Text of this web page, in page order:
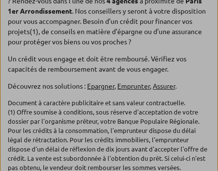
1er Arrondissement. Nos conseillers y seront à votre disposition
pour vous accompagner. Besoin d'un crédit pour financer vos
projets(1), de conseils en matière d'épargne ou d'une assurance
pour protéger vos biens ou vos proches ?
Un crédit vous engage et doit être remboursé. Vérifiez vos
capacités de remboursement avant de vous engager.
Découvrez nos solutions : Epargner, Emprunter,Assurer.
Document à caractère publicitaire et sans valeur contractuelle.
(1) Offre soumise à conditions, sous réserve d'acceptation de votre
dossier par l'organisme prêteur, votre Banque Populaire Régionale.
Pour les crédits à la consommation, l'emprunteur dispose du délai
légal de rétractation. Pour les crédits immobiliers, l'emprunteur
dispose d'un délai de réflexion de dix jours avant d'accepter l'offre de
crédit. La vente est subordonnée à l'obtention du prêt. Si celui-ci n'est
pas obtenu, le vendeur doit rembourser les sommes versées.